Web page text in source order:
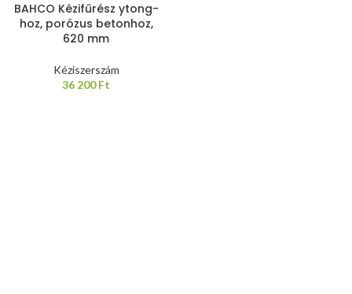
BAHCO Kézifűrész ytong-
hoz, porózus betonhoz,
620 mm
Kéziszerszám
36 200Ft